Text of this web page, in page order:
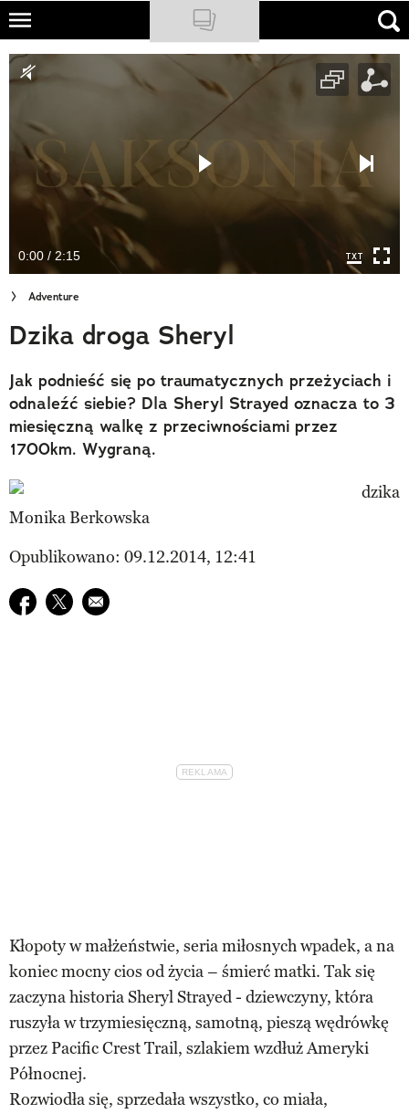
Skip
main
NATIONAL GEOGRAPHIC
PODCASTY
Sklep
Newsletter
Cuda Polski
Wielki Konkurs Fotograficzny
Trendbook Podróżniczy
Polecane
0:00 / 2:15
Adventure
Dzika droga Sheryl
Jak podnieść się po traumatycznych przeżyciach i
odnaleźć siebie? Dla Sheryl Strayed oznacza to 3
miesięczną walkę z przeciwnościami przez
1700km. Wygraną.
Monika Berkowska
Opublikowano: 09.12.2014, 12:41
Udostępnij na facebook
Udostępnij na twitter
E-mail do przyjaciela
Kłopoty w małżeństwie, seria miłosnych wpadek, a na
koniec mocny cios od życia – śmierć matki. Tak się
zaczyna historia Sheryl Strayed - dziewczyny, która
ruszyła w trzymiesięczną, samotną, pieszą wędrówkę
przez Pacific Crest Trail, szlakiem wzdłuż Ameryki
Północnej.
Rozwiodła się, sprzedała wszystko, co miała,